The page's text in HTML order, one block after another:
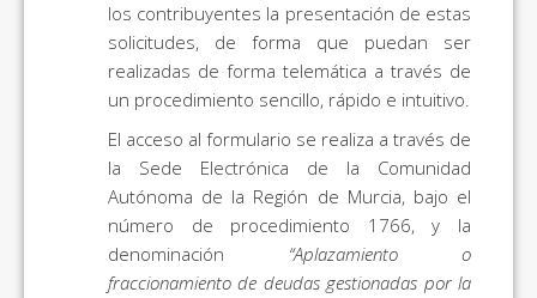
los contribuyentes la presentación de estas
solicitudes, de forma que puedan ser
realizadas de forma telemática a través de
un procedimiento sencillo, rápido e intuitivo.
El acceso al formulario se realiza a través de
la Sede Electrónica de la Comunidad
Autónoma de la Región de Murcia, bajo el
número de procedimiento 1766, y la
denominación “Aplazamiento o
fraccionamiento de deudas gestionadas por la